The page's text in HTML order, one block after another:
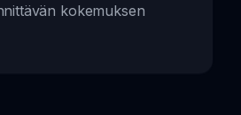
kokemuksen